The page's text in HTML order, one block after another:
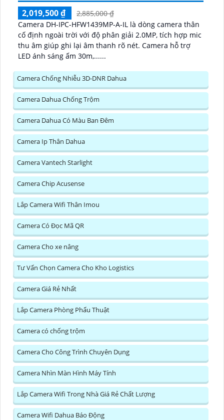
2,019,500 ₫
2,885,000 ₫
Camera DH-IPC-HFW1439MP-A-IL là dòng camera thân
cố định ngoài trời với độ phân giải 2.0MP, tích hợp mic
thu âm giúp ghi lại âm thanh rõ nét. Camera hỗ trợ
LED ánh sáng ấm 30m,......
Camera Chống Nhiễu 3D-DNR Dahua
Camera Dahua Chống Trộm
Camera Dahua Có Màu Ban Đêm
Camera Ip Thân Dahua
Camera Vantech Starlight
Camera Chip Acusense
Lắp Camera Wifi Thân Imou
Camera Có Đọc Mã QR
Camera Cho xe nâng
Tư Vấn Chọn Camera Cho Kho Logistics
Camera Giá Rẻ Nhất
Lắp Camera Phòng Phẩu Thuật
Camera có chống trộm
Camera Cho Công Trình Chuyên Dụng
Camera Nhìn Màn Hình Máy Tính
Lắp Camera Wifi Trong Nhà Giá Rẻ Chất Lượng
Camera Wifi Dahua Báo Động